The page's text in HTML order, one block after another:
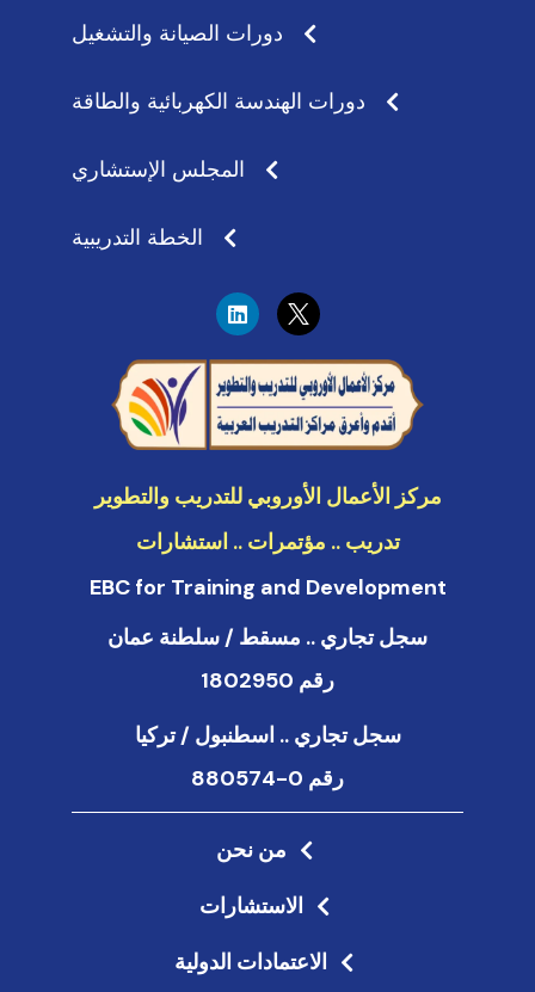
دورات الصيانة والتشغيل
دورات الهندسة الكهربائية والطاقة
المجلس الإستشاري
الخطة التدريبية
L
i
n
k
e
d
i
n
مركز الأعمال الأوروبي للتدريب والتطوير
تدريب .. مؤتمرات .. استشارات
EBC for Training and Development
سجل تجاري .. مسقط / سلطنة عمان
رقم 1802950
سجل تجاري .. اسطنبول / تركيا
رقم 0-880574
من نحن
الاستشارات
الاعتمادات الدولية